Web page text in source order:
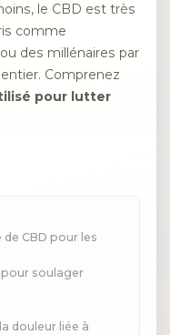
le CBD est très
comme
des millénaires par
Comprenez
pour lutter
de CBD pour les
pour soulager
douleur liée à